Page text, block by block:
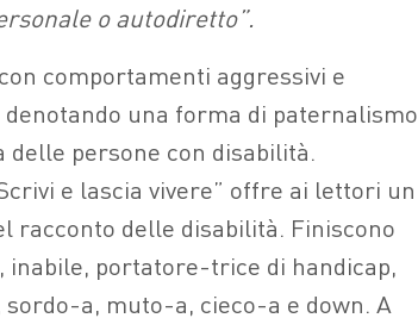
o autodiretto”.
comportamenti aggressivi e
denotando una forma di paternalismo
delle persone con disabilità.
e lascia vivere” offre ai lettori un
racconto delle disabilità. Finiscono
inabile, portatore-trice di handicap,
a, muto-a, cieco-a e down. A